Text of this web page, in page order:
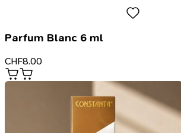
Parfum Blanc 6 ml
CHF8.00